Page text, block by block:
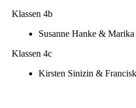
Klassen 4b
Susanne Hanke &
Klassen 4c
Kirsten Sinizin &